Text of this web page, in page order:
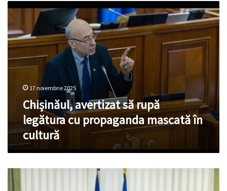
Chișinăul,
avertizat
să
rupă
legătura
cu
propaganda
cultură
17 noiembrie 2025
Chișinăul, avertizat să rupă
legătura cu propaganda mascată în
cultură
Premierul
Munteanu,